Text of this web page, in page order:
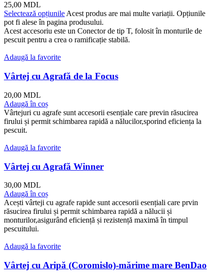
25,00 MDL
Selectează opțiunileAcest produs are mai multe variații. Opțiunile
pot fi alese în pagina produsului.
Acest accesoriu este un Conector de tip T, folosit în monturile de
pescuit pentru a crea o ramificație stabilă.
Adaugă la favorite
Vârtej cu Agrafă de la Focus
20,00 MDL
Adaugă în coș
Vârtejuri cu agrafe sunt accesorii esențiale care previn răsucirea
firului și permit schimbarea rapidă a nălucilor,sporind eficiența la
pescuit.
Adaugă la favorite
Vârtej cu Agrafă Winner
30,00 MDL
Adaugă în coș
Acești vârteji cu agrafe rapide sunt accesorii esențiali care prvin
răsucirea firului și permit schimbarea rapidă a nălucii și
monturilor,asigurând eficiență și rezistență maximă în timpul
pescuitului.
Adaugă la favorite
Vârtej cu Aripă (Coromislo)-mărime mare BenDao